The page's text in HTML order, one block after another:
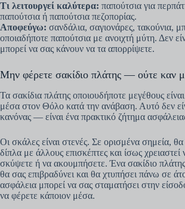
Τι λειτουργεί καλύτερα: παπούτσια για
παπούτσια ή παπούτσια πεζοπορίας.
Αποφεύγω: σανδάλια, σαγιονάρες, τακούνια,
οποιαδήποτε παπούτσια με ανοιχτή μύτη. Δεν
μπορεί να σας κάνουν να τα απορρίψετε.
Μην φέρετε σακίδιο πλάτης — ούτε καν
Τα σακίδια πλάτης οποιουδήποτε μεγέθους είναι
μέσα στον Θόλο κατά την ανάβαση. Αυτό δεν
κανόνας — είναι ένα πρακτικό ζήτημα
Οι σκάλες είναι στενές. Σε ορισμένα σημεία,
δίπλα με άλλους επισκέπτες και ίσως χρειαστεί
σκύψετε ή να ακουμπήσετε. Ένα σακίδιο
θα σας επιβραδύνει και θα χτυπήσει πάνω σε
ασφάλεια μπορεί να σας σταματήσει στην
να φέρετε κάποιον μέσα.